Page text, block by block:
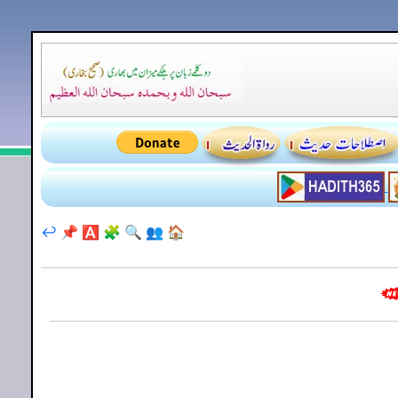
🏠
👥
🔍
🧩
🅰️
📌
↩️